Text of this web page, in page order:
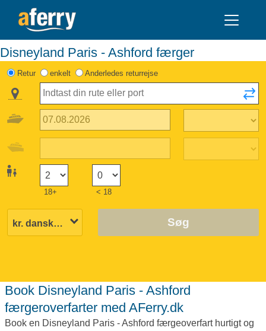
Disneyland Paris - Ashford færger
Retur enkelt Anderledes returrejse
18+ < 18
Søg
Book Disneyland Paris - Ashford
færgeroverfarter med AFerry.dk
Book en Disneyland Paris - Ashford færgeoverfart hurtigt og